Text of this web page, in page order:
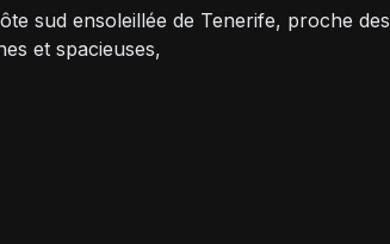
sud ensoleillée de Tenerife, proche des
et spacieuses,